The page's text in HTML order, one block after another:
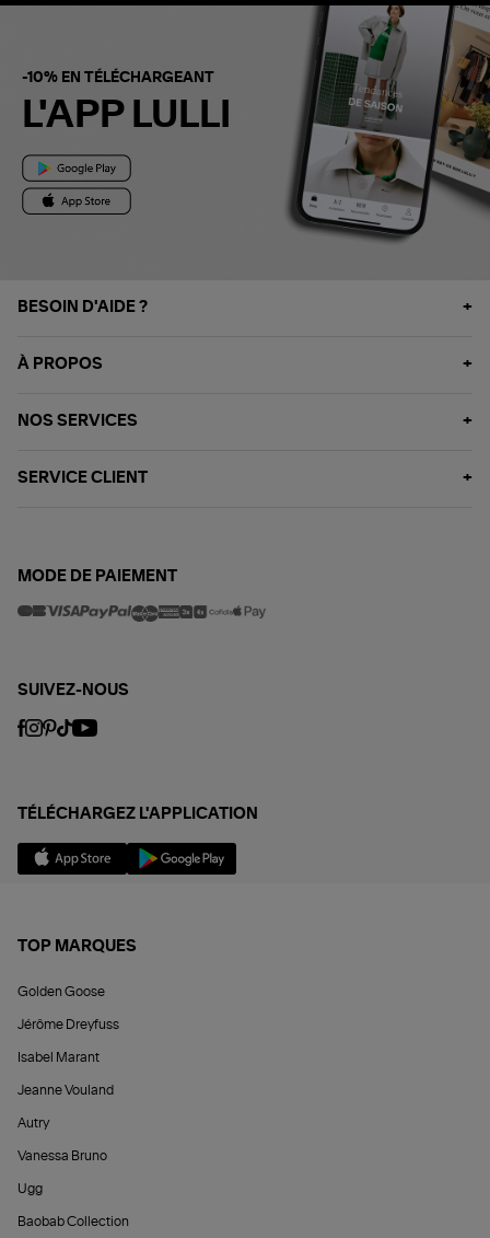
-10% EN TÉLÉCHARGEANT
L'APP LULLI
BESOIN D'AIDE ?
À PROPOS
NOS SERVICES
SERVICE CLIENT
MODE DE PAIEMENT
SUIVEZ-NOUS
TÉLÉCHARGEZ L'APPLICATION
TOP MARQUES
Golden Goose
Jérôme Dreyfuss
Isabel Marant
Jeanne Vouland
Autry
Vanessa Bruno
Ugg
Baobab Collection